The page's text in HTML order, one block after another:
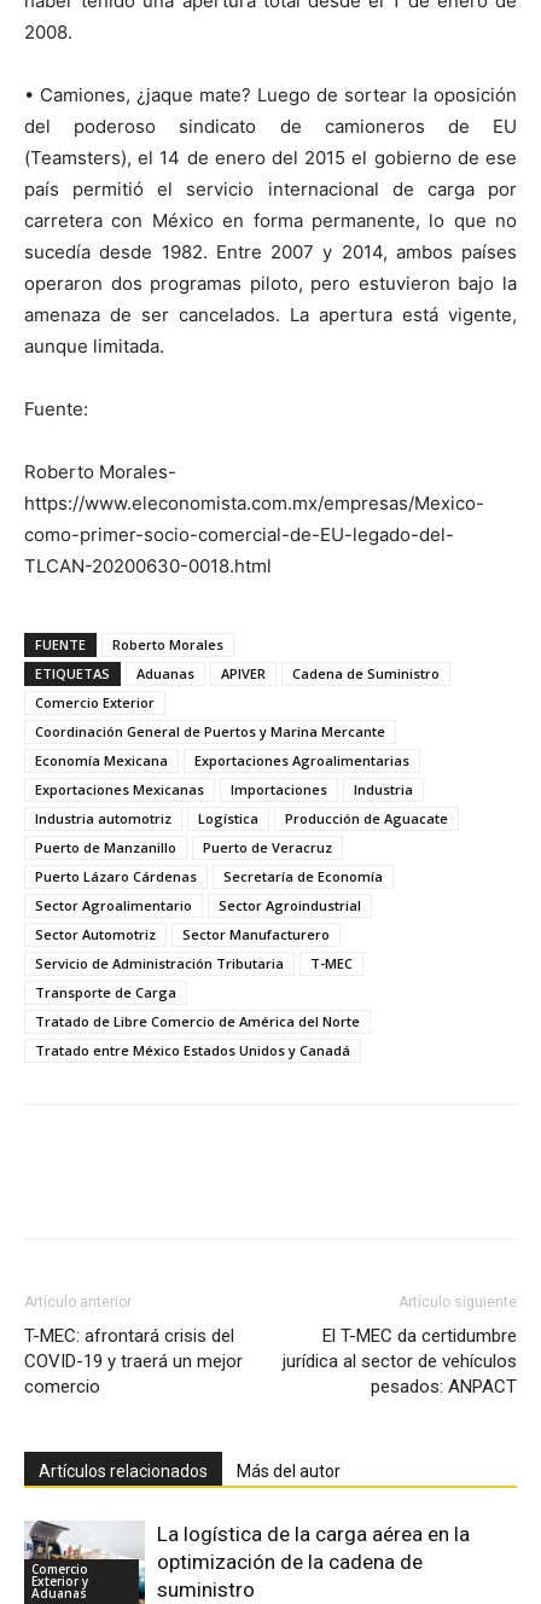
2008.
• Camiones, ¿jaque mate? Luego de sortear la oposición
del poderoso sindicato de camioneros de EU
(Teamsters), el 14 de enero del 2015 el gobierno de ese
país permitió el servicio internacional de carga por
carretera con México en forma permanente, lo que no
sucedía desde 1982. Entre 2007 y 2014, ambos países
operaron dos programas piloto, pero estuvieron bajo la
amenaza de ser cancelados. La apertura está vigente,
aunque limitada.
Fuente:
Roberto Morales-
https://www.eleconomista.com.mx/empresas/Mexico-
como-primer-socio-comercial-de-EU-legado-del-
TLCAN-20200630-0018.html
FUENTE
Roberto Morales
ETIQUETAS
Aduanas APIVER
Cadena de Suministro
Comercio Exterior
Coordinación General de Puertos y Marina Mercante
Economía Mexicana
Exportaciones Agroalimentarias
Exportaciones Mexicanas
Importaciones
Industria
Industria automotriz
Logística
Producción de Aguacate
Puerto de Manzanillo
Puerto de Veracruz
Puerto Lázaro Cárdenas
Secretaría de Economía
Sector Agroalimentario
Sector Agroindustrial
Sector Automotriz
Sector Manufacturero
Servicio de Administración Tributaria
T-MEC
Transporte de Carga
Tratado de Libre Comercio de América del Norte
Tratado entre México Estados Unidos y Canadá
Artículo anterior
T-MEC: afrontará crisis del
COVID-19 y traerá un mejor
comercio
Artículo siguiente
El T-MEC da certidumbre
jurídica al sector de vehículos
pesados: ANPACT
Artículos relacionados Más del autor
Comercio
Exterior y
Aduanas
La logística de la carga aérea en la
optimización de la cadena de
suministro